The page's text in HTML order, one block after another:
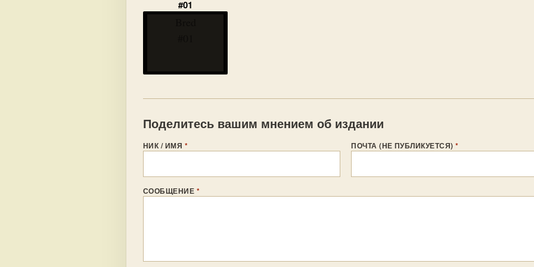
#01
Поделитесь вашим мнением об издании
НИК / ИМЯ * ПОЧТА (НЕ ПУБЛИКУЕТСЯ)*
СООБЩЕНИЕ *